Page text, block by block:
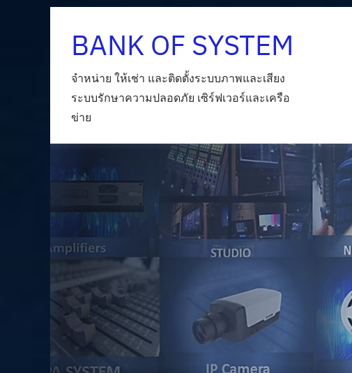
contentBANK OF SYSTEM
จำหน่าย ให้เช่า และติดตั้งระบบภาพและเสียง
ระบบรักษาความปลอดภัย เซิร์ฟเวอร์และเครือ
ข่าย